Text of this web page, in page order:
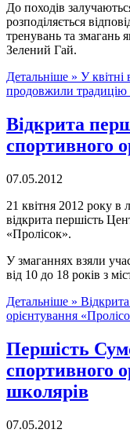
До походів
розподіляється
тренувань та змагань
Зелений Гай.
Детальніше » У квітні
продовжили традицію
Відкрита
спортивного
07.05.2012
21 квітня 2012 року в
відкрита першість
«Пролісок».
У змаганнях взяли
від 10 до 18 років з
Детальніше »
орієнтування
Першість
спортивного
школярів
07.05.2012